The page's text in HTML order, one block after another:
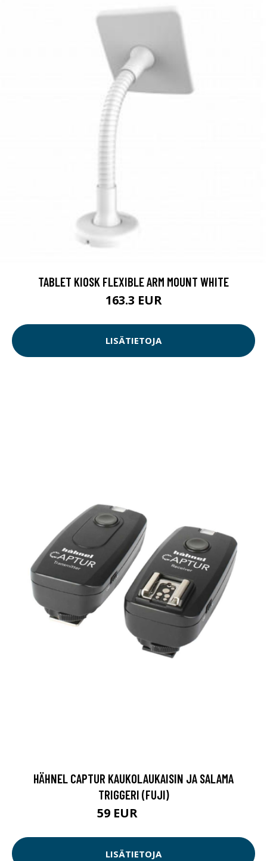
TABLET KIOSK FLEXIBLE ARM MOUNT WHITE
163.3 EUR
LISÄTIETOJA
HÄHNEL CAPTUR KAUKOLAUKAISIN JA SALAMA
TRIGGERI (FUJI)
59 EUR
LISÄTIETOJA